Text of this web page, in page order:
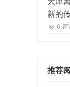
新的
0 评
推荐